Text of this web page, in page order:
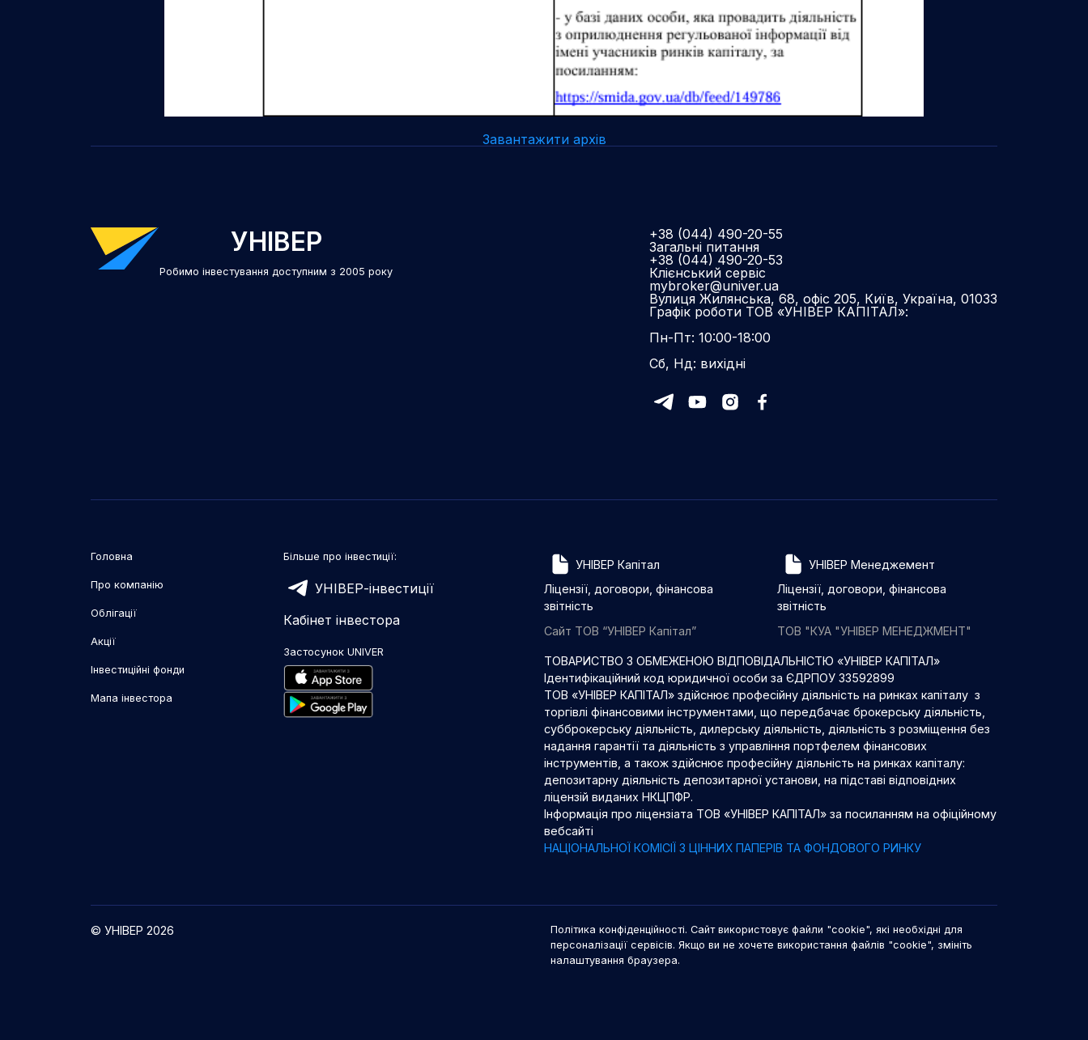
Завантажити архів
УНІВЕР
Робимо інвестування доступним з 2005 року
+38 (044) 490-20-55
Загальні питання
+38 (044) 490-20-53
Клієнський сервіс
mybroker@univer.ua
Вулиця Жилянська, 68, офіс 205, Київ, Україна, 01033
Графік роботи ТОВ «УНІВЕР КАПІТАЛ»:
Пн-Пт: 10:00-18:00
Сб, Нд: вихідні
Головна
Про компанію
Облігації
Акції
Інвестиційні фонди
Мапа інвестора
Більше про інвестиції:
УНІВЕР-інвестиції
Кабінет інвестора
Застосунок UNIVER
УНІВЕР Капітал
Ліцензії, договори, фінансова
звітність
Сайт ТОВ “УНІВЕР Капітал”
УНІВЕР Менеджемент
Ліцензії, договори, фінансова
звітність
ТОВ "КУА "УНІВЕР МЕНЕДЖМЕНТ"
ТОВАРИСТВО З ОБМЕЖЕНОЮ ВІДПОВІДАЛЬНІСТЮ «УНІВЕР КАПІТАЛ»
Ідентифікаційний код юридичної особи за ЄДРПОУ 33592899
ТОВ «УНІВЕР КАПІТАЛ» здійснює професійну діяльність на ринках капіталу з
торгівлі фінансовими інструментами, що передбачає брокерську діяльність,
субброкерську діяльність, дилерську діяльність, діяльність з розміщення без
надання гарантії та діяльність з управління портфелем фінансових
інструментів, а також здійснює професійну діяльність на ринках капіталу:
депозитарну діяльність депозитарної установи, на підставі відповідних
ліцензій виданих НКЦПФР.
Інформація про ліцензіата ТОВ «УНІВЕР КАПІТАЛ» за посиланням на офіційному
вебсайті
НАЦІОНАЛЬНОЇ КОМІСІЇ З ЦІННИХ ПАПЕРІВ ТА ФОНДОВОГО РИНКУ
© УНІВЕР 2026
Політика конфіденційності. Сайт використовує файли "cookie", які необхідні для
персоналізації сервісів. Якщо ви не хочете використання файлів "cookie", змініть
налаштування браузера.